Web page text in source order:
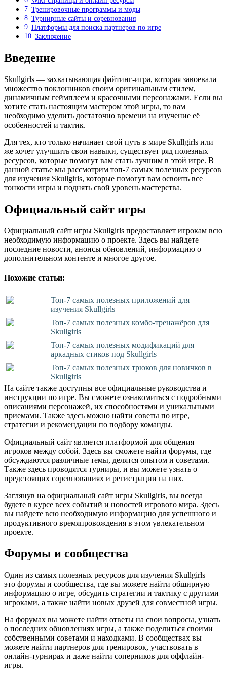
Тренировочные программы и моды
Турнирные сайты и соревнования
Платформы для поиска партнеров по игре
Заключение
Введение
Skullgirls — захватывающая файтинг-игра, которая завоевала
множество поклонников своим оригинальным стилем,
динамичным геймплеем и красочными персонажами. Если вы
хотите стать настоящим мастером этой игры, то вам
необходимо уделить достаточно времени на изучение её
особенностей и тактик.
Для тех, кто только начинает свой путь в мире Skullgirls или
же хочет улучшить свои навыки, существует ряд полезных
ресурсов, которые помогут вам стать лучшим в этой игре. В
данной статье мы рассмотрим топ-7 самых полезных ресурсов
для изучения Skullgirls, которые помогут вам освоить все
тонкости игры и поднять свой уровень мастерства.
Официальный сайт игры
Официальный сайт игры Skullgirls предоставляет игрокам всю
необходимую информацию о проекте. Здесь вы найдете
последние новости, анонсы обновлений, информацию о
дополнительном контенте и многое другое.
Похожие статьи:
Топ-7 самых полезных приложений для
изучения Skullgirls
Топ-7 самых полезных комбо-тренажёров для
Skullgirls
Топ-7 самых полезных модификаций для
аркадных стиков под Skullgirls
Топ-7 самых полезных трюков для новичков в
Skullgirls
На сайте также доступны все официальные руководства и
инструкции по игре. Вы сможете ознакомиться с подробными
описаниями персонажей, их способностями и уникальными
приемами. Также здесь можно найти советы по игре,
стратегии и рекомендации по подбору команды.
Официальный сайт является платформой для общения
игроков между собой. Здесь вы сможете найти форумы, где
обсуждаются различные темы, делятся опытом и советами.
Также здесь проводятся турниры, и вы можете узнать о
предстоящих соревнованиях и регистрации на них.
Заглянув на официальный сайт игры Skullgirls, вы всегда
будете в курсе всех событий и новостей игрового мира. Здесь
вы найдете всю необходимую информацию для успешного и
продуктивного времяпровождения в этом увлекательном
проекте.
Форумы и сообщества
Один из самых полезных ресурсов для изучения Skullgirls —
это форумы и сообщества, где вы можете найти обширную
информацию о игре, обсудить стратегии и тактику с другими
игроками, а также найти новых друзей для совместной игры.
На форумах вы можете найти ответы на свои вопросы, узнать
о последних обновлениях игры, а также поделиться своими
собственными советами и находками. В сообществах вы
можете найти партнеров для тренировок, участвовать в
онлайн-турнирах и даже найти соперников для оффлайн-
игры.